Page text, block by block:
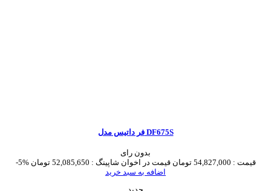
فر داتیس مدل DF675S
بدون رای
-5%
قیمت : 54,827,000 تومان قیمت در اخوان شاپینگ : 52,085,650 تومان
اضافه به سبد خرید
جدید